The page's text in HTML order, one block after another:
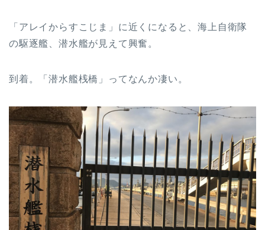
「アレイからすこじま」に近くになると、海上自衛隊
の駆逐艦、潜水艦が見えて興奮。
到着。「潜水艦桟橋」ってなんか凄い。